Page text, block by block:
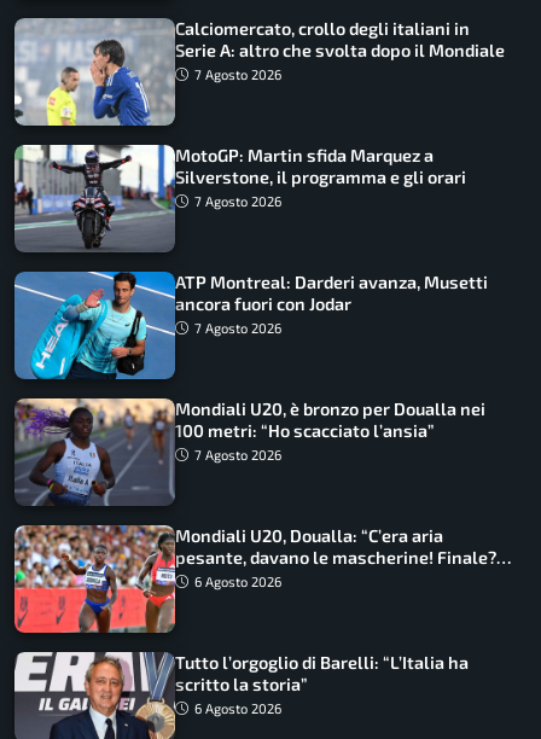
Calciomercato, crollo degli italiani in
Serie A: altro che svolta dopo il Mondiale
7 Agosto 2026
MotoGP: Martin sfida Marquez a
Silverstone, il programma e gli orari
7 Agosto 2026
ATP Montreal: Darderi avanza, Musetti
ancora fuori con Jodar
7 Agosto 2026
Mondiali U20, è bronzo per Doualla nei
100 metri: “Ho scacciato l’ansia”
7 Agosto 2026
Mondiali U20, Doualla: “C’era aria
pesante, davano le mascherine! Finale?
Non ho nulla da perdere”
6 Agosto 2026
Tutto l’orgoglio di Barelli: “L’Italia ha
scritto la storia”
6 Agosto 2026